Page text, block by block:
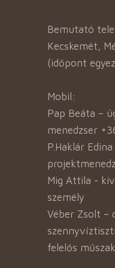
Bemutató
Kecskemét,
(időpont
Mobil:
Pap Beáta –
menedzser
P.Haklár Edina
Mig Attila -
személy
Véber Zsolt –
felelős